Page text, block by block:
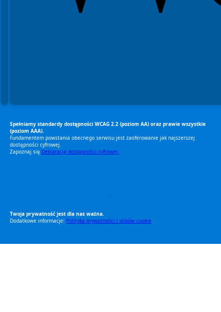
Spełniamy standardy dostępności WCAG 2.2 (poziom AA) oraz prawie wszystkie
(poziom AAA).
Fundamentem powstania obecnego serwisu jest zaoferowanie jak najszerszej
dostępności cyfrowej.
Zapoznaj się Deklaracją dostępności cyfrowej.
Twoja prywatność jest dla nas ważna.
Dodatkowe informacje: Polityka prywatności i plików cookie